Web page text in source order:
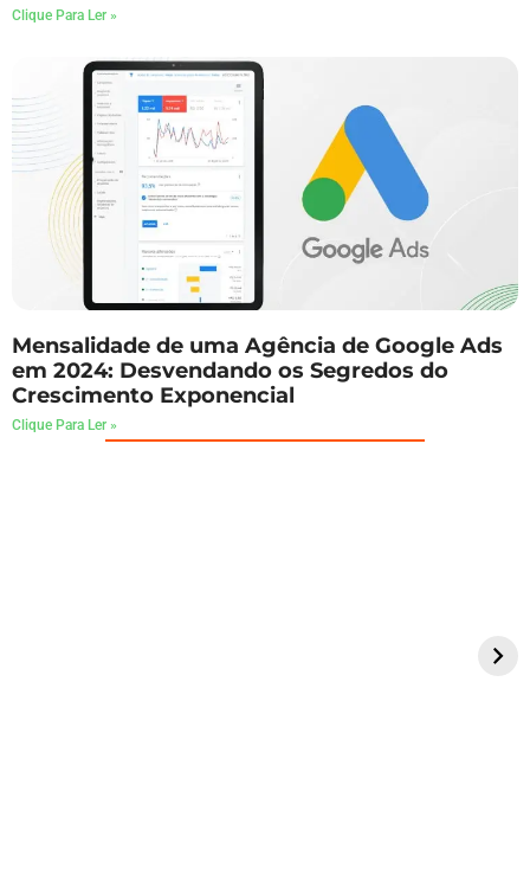
Clique Para Ler »
Mensalidade de uma Agência de Google Ads
em 2024: Desvendando os Segredos do
Crescimento Exponencial
Clique Para Ler »